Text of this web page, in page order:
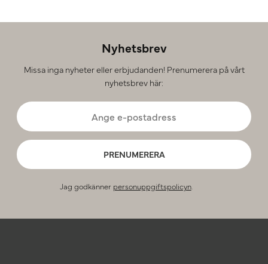
Nyhetsbrev
Missa inga nyheter eller erbjudanden! Prenumerera på vårt
nyhetsbrev här:
PRENUMERERA
Jag godkänner personuppgiftspolicyn.